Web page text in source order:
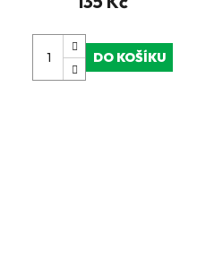
DO KOŠÍKU